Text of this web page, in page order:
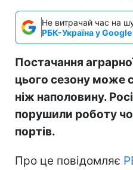
Не витрачай час на
РБК-Україна у Google
Постачання
цього сезону може
ніж наполовину.
порушили роботу
портів.
Про це повідомляє